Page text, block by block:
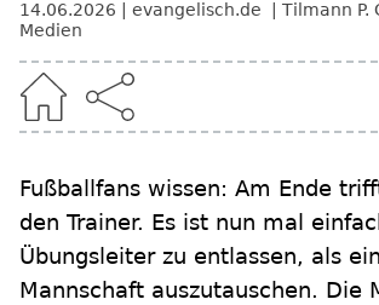
14.06.2026 evangelisch.de
Tilmann P.
Medien
Fußballfans wissen: Am Ende
den Trainer. Es ist nun mal
Übungsleiter zu entlassen, als
Mannschaft auszutauschen. Die